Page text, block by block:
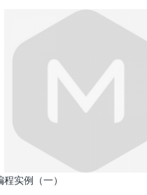
实例（一）